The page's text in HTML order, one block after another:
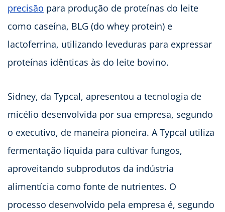
precisão para produção de proteínas do leite
como caseína, BLG (do whey protein) e
lactoferrina, utilizando leveduras para expressar
proteínas idênticas às do leite bovino.
Sidney, da Typcal, apresentou a tecnologia de
micélio desenvolvida por sua empresa, segundo
o executivo, de maneira pioneira. A Typcal utiliza
fermentação líquida para cultivar fungos,
aproveitando subprodutos da indústria
alimentícia como fonte de nutrientes. O
processo desenvolvido pela empresa é, segundo